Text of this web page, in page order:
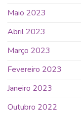
Maio 2023
Abril 2023
Março 2023
Fevereiro 2023
Janeiro 2023
Outubro 2022